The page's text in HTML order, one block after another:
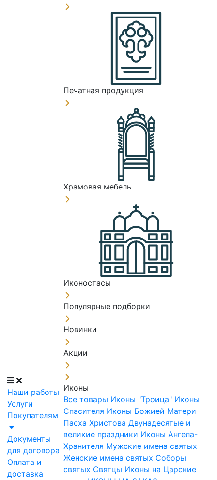
Наши работы
Услуги
Покупателям
Документы
для договора
Оплата и
доставка
Печатная продукция
Храмовая мебель
Иконостасы
Популярные подборки
Новинки
Акции
Иконы
Все товары Иконы "Троица" Иконы
Спасителя Иконы Божией Матери
Пасха Христова Двунадесятые и
великие праздники Иконы Ангела-
Хранителя Мужские имена святых
Женские имена святых Соборы
святых Святцы Иконы на Царские